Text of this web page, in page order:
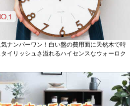
ナンバーワン！白い盤の費用面に天然木で時
イリッシュさ溢れるハイセンスなウォーロク